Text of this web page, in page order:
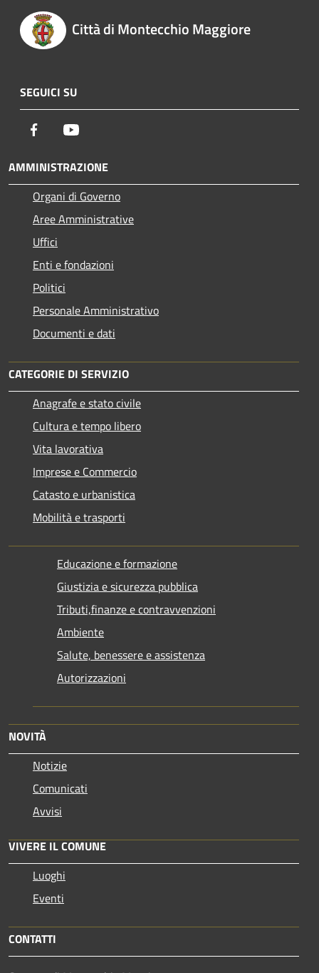
Città di Montecchio Maggiore
SEGUICI SU
Facebook
AMMINISTRAZIONE
Organi di Governo
Aree Amministrative
Uffici
Enti e fondazioni
Politici
Personale Amministrativo
Documenti e dati
CATEGORIE DI SERVIZIO
Anagrafe e stato civile
Cultura e tempo libero
Vita lavorativa
Imprese e Commercio
Catasto e urbanistica
Mobilità e trasporti
Educazione e formazione
Giustizia e sicurezza pubblica
Tributi,finanze e contravvenzioni
Ambiente
Salute, benessere e assistenza
Autorizzazioni
NOVITÀ
Notizie
Comunicati
Avvisi
VIVERE IL COMUNE
Luoghi
Eventi
CONTATTI